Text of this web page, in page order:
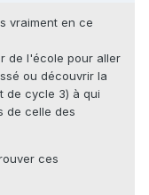
vraiment en ce
de l'école pour aller
ou découvrir la
de cycle 3) à qui
de celle des
ces